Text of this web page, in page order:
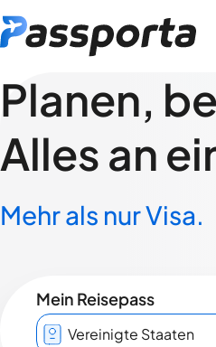
Planen,
Alles an
Mehr als nur Visa.
Mein Reisepass